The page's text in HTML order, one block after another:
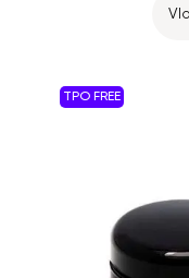
TPO FREE